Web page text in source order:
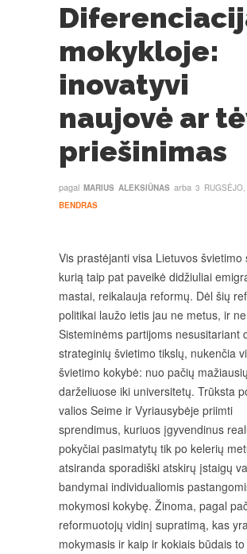
mokykloje:
inovatyvi
naujovė ar
priešinimas
pagal MARIUS ALEKSIŪNAS arba 3
BENDRAS
Vis prastėjanti visa Lietuvos švietimo
kurią taip pat paveikė didžiuliai
mastai, reikalauja reformų. Dėl šių
politikai laužo ietis jau ne metus, ir
Sisteminėms partijoms nesusitariant
strateginių švietimo tikslų, nukenčia
švietimo kokybė: nuo pačių mažiausių
darželiuose iki universitetų. Trūksta
valios Seime ir Vyriausybėje priimti
sprendimus, kuriuos įgyvendinus
pokyčiai pasimatytų tik po kelerių
atsiranda sporadiški atskirų įstaigų
bandymai individualiomis
mokymosi kokybę. Žinoma, pagal
reformuotojų vidinį supratimą, kas
mokymasis ir kaip ir kokiais būdais